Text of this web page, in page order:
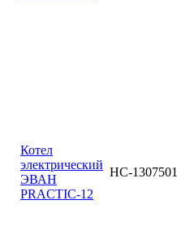
Котел
электрический
ЭВАН
PRACTIC-12
НС-1307501